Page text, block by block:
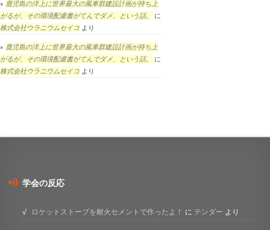
鹿児島の洋上に世界最大の風車群建設計画が持ち上
がるが、その環境配慮書がてんでダメ、という話。
に
株式会社ウラニウムセイコ より
鹿児島の洋上に世界最大の風車群建設計画が持ち上
がるが、その環境配慮書がてんでダメ、という話。
に
株式会社ウラニウムセイコ より
学会の反応
ロケットストーブを耐火セメントで作ったよ！ に テンダー より